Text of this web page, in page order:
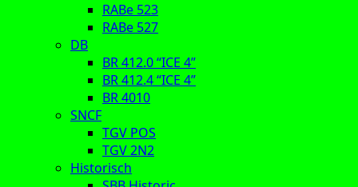
RABe 523
RABe 527
DB
BR 412.0 “ICE 4”
BR 412.4 “ICE 4”
BR 4010
SNCF
TGV POS
TGV 2N2
Historisch